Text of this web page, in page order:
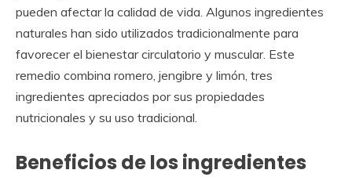
pueden afectar la calidad de vida. Algunos ingredientes
naturales han sido utilizados tradicionalmente para
favorecer el bienestar circulatorio y muscular. Este
remedio combina romero, jengibre y limón, tres
ingredientes apreciados por sus propiedades
nutricionales y su uso tradicional.
Beneficios de los ingredientes